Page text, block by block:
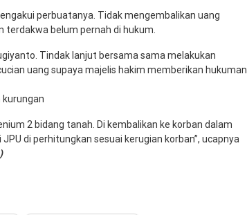
perbuatanya. Tidak mengembalikan uang
terdakwa belum pernah di hukum.
Tindak lanjut bersama sama melakukan
uang supaya majelis hakim memberikan hukuman
kurungan
2 bidang tanah. Di kembalikan ke korban dalam
di perhitungkan sesuai kerugian korban”, ucapnya